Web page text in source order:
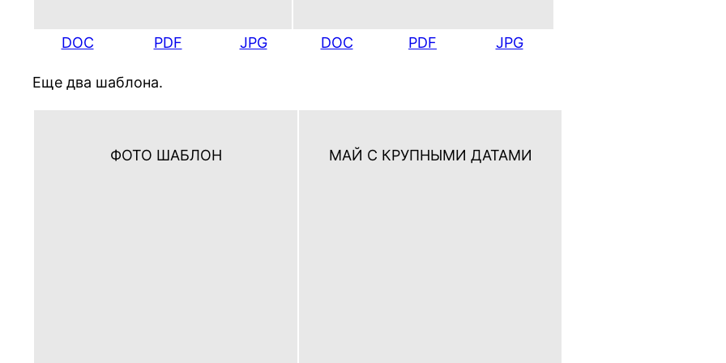
DOC PDF JPG DOC PDF JPG
Еще два шаблона.
ФОТО ШАБЛОН МАЙ С КРУПНЫМИ ДАТАМИ